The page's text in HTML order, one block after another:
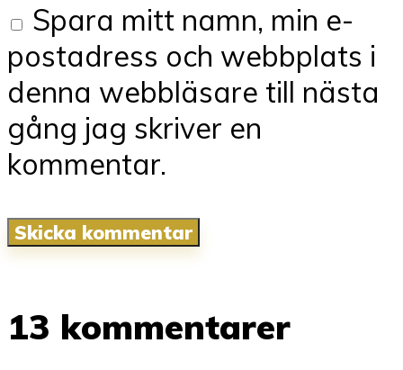
Spara mitt namn, min e-
postadress och webbplats i
denna webbläsare till nästa
gång jag skriver en
kommentar.
13 kommentarer